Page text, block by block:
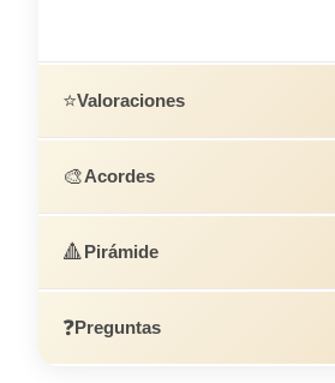
⭐Valoraciones
🎨Acordes
🔺Pirámide
❓Preguntas